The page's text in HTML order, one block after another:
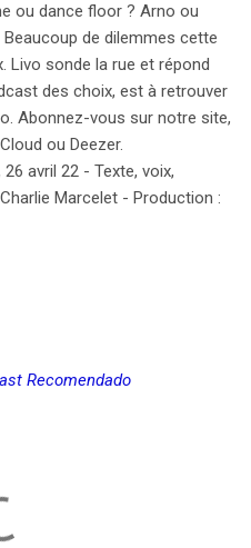
ou dance floor ? Arno ou
Beaucoup de dilemmes cette
Livo sonde la rue et répond
des choix, est à retrouver
Abonnez-vous sur notre site,
ou Deezer.
avril 22 - Texte, voix,
Marcelet - Production :
Recomendado